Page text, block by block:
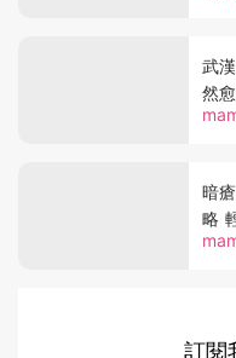
武
然
暗
略
訂閱